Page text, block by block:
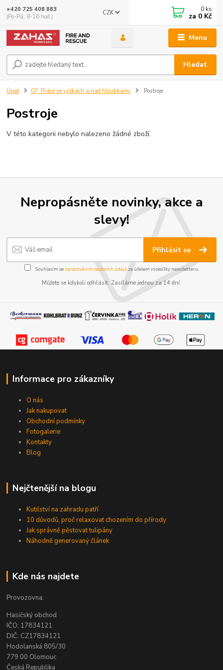
Menu
CZK
Hledat
+420 725 408 883
(Po-Pá, 8-16 hod.)
0 ks
za 0 Kč
Úvod 07. Práce ve výškách a nad hloubkami Postroje
Postroje
V této kategorii nebylo nalezeno žádné zboží.
Nepropásněte novinky, akce a
slevy!
Přihlásit se
Souhlasím se zpracováním osobních údajůza účelem rozesílky newsletteru.
Můžete se kdykoli odhlásit. Zasíláme jednou za 14 dní.
Informace pro zákazníky
O nás
Jak nakupovat
Obchodní podmínky
Fotogalerie
Kontakty
Blog
Nejčtenější na blogu
Kutilství na zahradu patří
10 důvodů, proč relaxovat chozením do přírody
Jak správně pěstovat tulipány
Náhodně generovaný článek
Kde nás najdete
Provozovna:
Hasičský obchod
IČO: 17834121
DIČ: CZ17834121
Hodolanská 805/30
779 00 Olomouc
Česká Republika